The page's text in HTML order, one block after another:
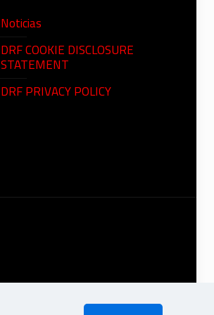
Noticias
DRF COOKIE DISCLOSURE
STATEMENT
DRF PRIVACY POLICY